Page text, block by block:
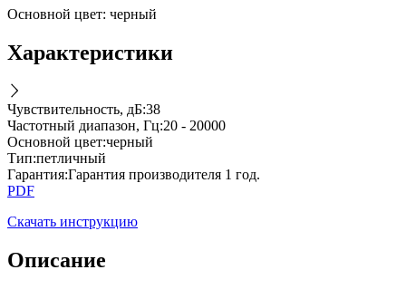
Основной цвет: черный
Характеристики
Чувствительность, дБ:38
Частотный диапазон, Гц:20 - 20000
Основной цвет:черный
Тип:петличный
Гарантия:Гарантия производителя 1 год.
PDF
Скачать инструкцию
Описание